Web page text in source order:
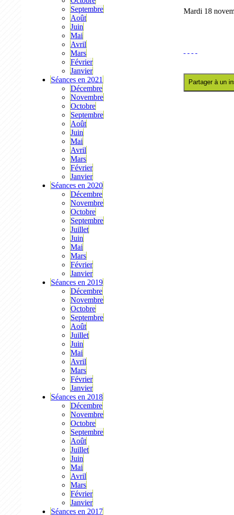
Septembre
Août
Juin
Mai
Avril
Mars
Février
Janvier
Séances en 2021
Décembre
Novembre
Octobre
Septembre
Août
Juin
Mai
Avril
Mars
Février
Janvier
Séances en 2020
Décembre
Novembre
Octobre
Septembre
Juillet
Juin
Mai
Mars
Février
Janvier
Séances en 2019
Décembre
Novembre
Octobre
Septembre
Août
Juillet
Juin
Mai
Avril
Mars
Février
Janvier
Séances en 2018
Décembre
Novembre
Octobre
Septembre
Août
Juillet
Juin
Mai
Avril
Mars
Février
Janvier
Séances en 2017
Mardi 18
Partager à un